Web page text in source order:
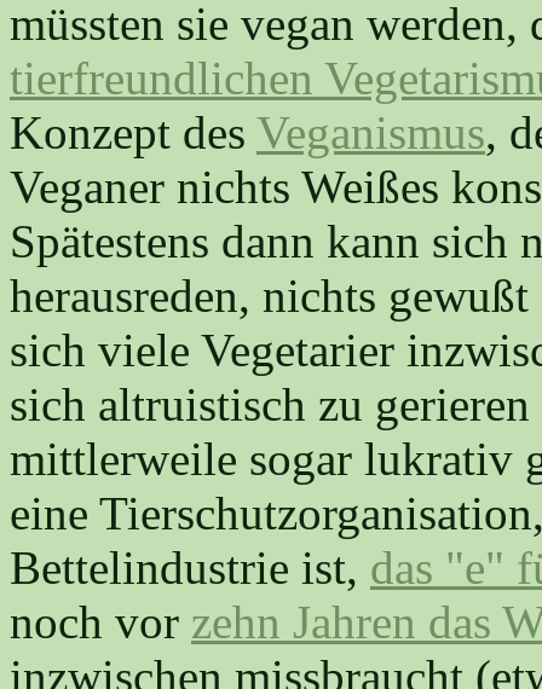
müssten sie vegan
tierfreundlichen
Konzept des Veganismus,
Veganer nichts Weißes
Spätestens dann kann sich
herausreden, nichts
sich viele Vegetarier
sich altruistisch zu
mittlerweile sogar lukrativ
eine
Bettelindustrie ist, das "e"
noch vor zehn Jahren das
inzwischen missbraucht